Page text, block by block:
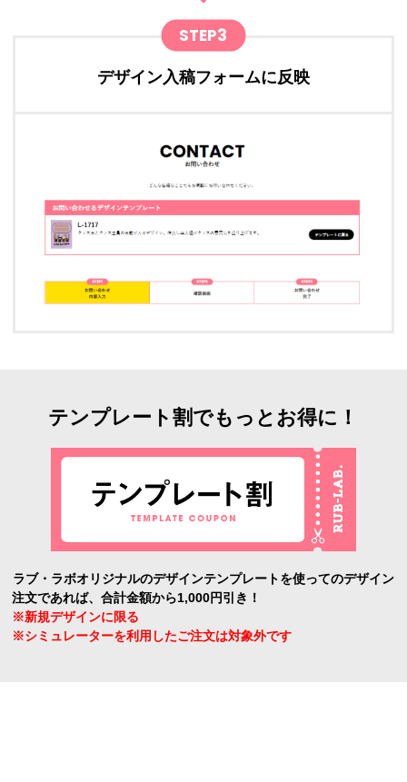
STEP3
デザイン入稿フォームに反映
テンプレート割でもっとお得に！
ラブ・ラボオリジナルのデザインテンプレートを使ってのデザイン
注文であれば、合計金額から1,000円引き！
※新規デザインに限る
※シミュレーターを利用したご注文は対象外です